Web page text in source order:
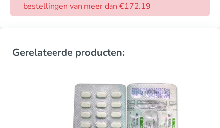
bestellingen van meer dan €172.19
Gerelateerde producten: